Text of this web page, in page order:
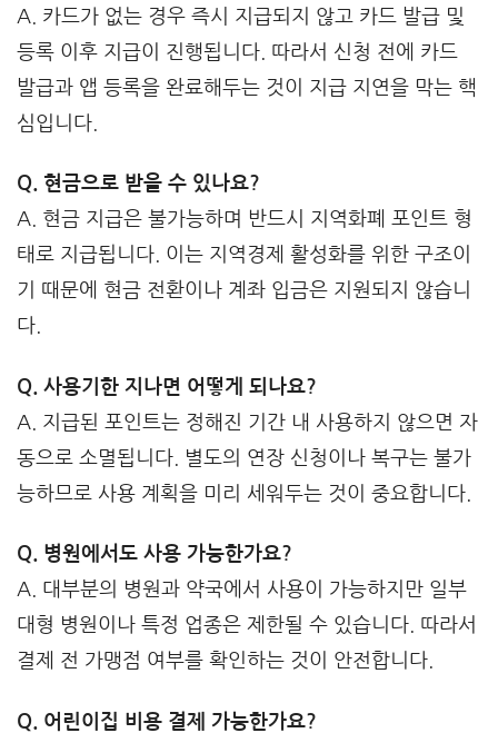
A. 카드가 없는 경우 즉시 지급되지 않고 카드 발급 및
등록 이후 지급이 진행됩니다. 따라서 신청 전에 카드
발급과 앱 등록을 완료해두는 것이 지급 지연을 막는 핵
심입니다.
Q. 현금으로 받을 수 있나요?
A. 현금 지급은 불가능하며 반드시 지역화폐 포인트 형
태로 지급됩니다. 이는 지역경제 활성화를 위한 구조이
기 때문에 현금 전환이나 계좌 입금은 지원되지 않습니
다.
Q. 사용기한 지나면 어떻게 되나요?
A. 지급된 포인트는 정해진 기간 내 사용하지 않으면 자
동으로 소멸됩니다. 별도의 연장 신청이나 복구는 불가
능하므로 사용 계획을 미리 세워두는 것이 중요합니다.
Q. 병원에서도 사용 가능한가요?
A. 대부분의 병원과 약국에서 사용이 가능하지만 일부
대형 병원이나 특정 업종은 제한될 수 있습니다. 따라서
결제 전 가맹점 여부를 확인하는 것이 안전합니다.
Q. 어린이집 비용 결제 가능한가요?